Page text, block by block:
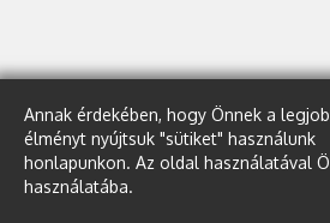
Annak érdekében, hogy Önnek a
élményt nyújtsuk "sütiket" használunk
honlapunkon. Az oldal használatával
használatába.